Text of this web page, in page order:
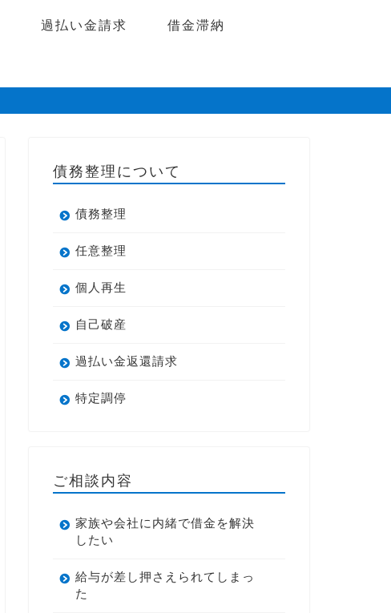
過払い金請求
借金滞納
債務整理について
債務整理
任意整理
個人再生
自己破産
過払い金返還請求
特定調停
ご相談内容
家族や会社に内緒で借金を解決
したい
給与が差し押さえられてしまっ
た